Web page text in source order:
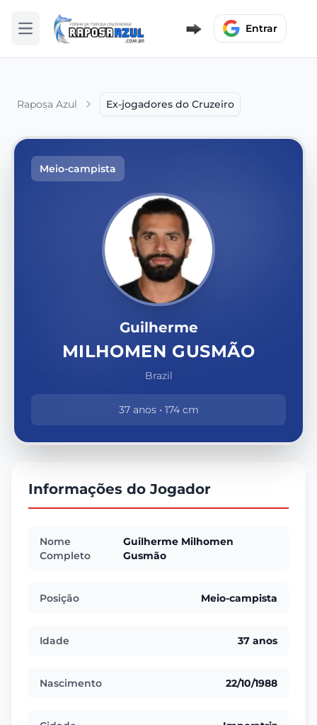
Abrir menu Entrar
Raposa Azul Ex-jogadores do Cruzeiro
Meio-campista
Guilherme
MILHOMEN GUSMÃO
Brazil
37 anos • 174 cm
Informações do Jogador
Nome
Completo
Guilherme Milhomen
Gusmão
Posição Meio-campista
Idade 37 anos
Nascimento 22/10/1988